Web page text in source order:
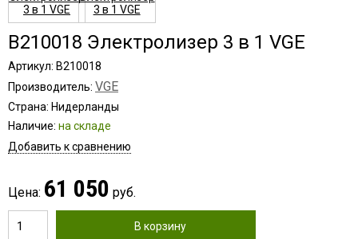
B210018 Электролизер 3 в 1 VGE
Артикул: B210018
Производитель: VGE
Страна: Нидерланды
Наличие: на складе
Добавить к сравнению
Цена: 61 050 руб.
В корзину